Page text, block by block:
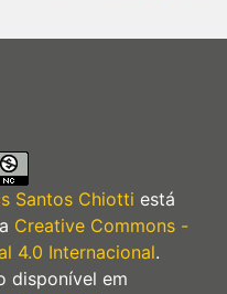
Santos Chiotti está
Creative Commons -
4.0 Internacional.
disponível em